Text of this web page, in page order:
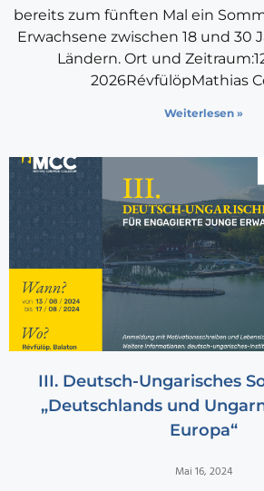
bereits zum fünften Mal ein
Erwachsene zwischen 18 und 30
Ländern. Ort und
2026RévfülöpMathias
Weiterlesen »
III. Deutsch-Ungarisches
„Deutschlands und
Europa“
Mai 16, 2024